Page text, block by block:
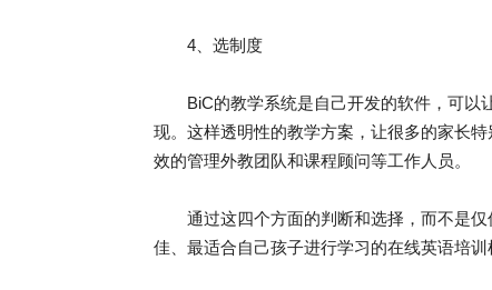
4、选制度
BiC的教学系统是自己开发的软件，可以
现。这样透明性的教学方案，让很多的家长
效的管理外教团队和课程顾问等工作人员。
通过这四个方面的判断和选择，而不是仅
佳、最适合自己孩子进行学习的在线英语培训